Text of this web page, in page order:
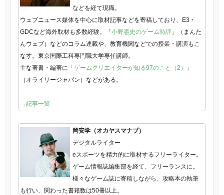
などを経て現職。
ウェブニュース媒体を中心に取材記事などを寄稿しており、E3・
GDCなど海外取材も多数経験。「小野憲史のゲーム時評」（まんた
んウェブ）などのコラム連載や、教育機関などでの授業・講演もこ
なす。東京国際工科専門職大学専任講師。
主な著書・編著に「ゲームクリエイターが知る97のこと（2）
」
（オライリージャパン）などがある。
→記事一覧
岡安学（オカヤスマナブ）
デジタルライター
eスポーツを精力的に取材するフリーライター。
ゲーム情報誌編集部を経て、フリーランスに。
様々なゲーム誌に寄稿しながら、攻略本の執筆
も行い、関わった書籍数は50冊以上。